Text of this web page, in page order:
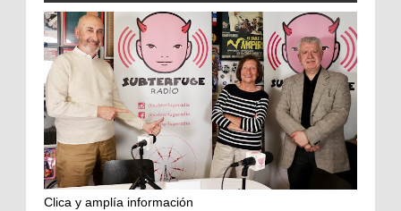
Clica y amplía información